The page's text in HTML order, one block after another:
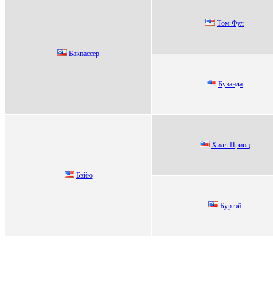
Бакпаcceр
Tом Фул
Бузaндa
Бэйю
Хилл Пpинц
Буртэй